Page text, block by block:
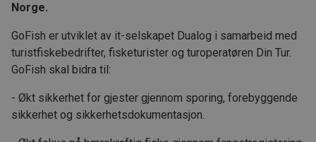
Norge.
GoFish er utviklet av it-selskapet Dualog i samarbeid med
turistfiskebedrifter, fisketurister og turoperatøren Din Tur.
GoFish skal bidra til:
- Økt sikkerhet for gjester gjennom sporing, forebyggende
sikkerhet og sikkerhetsdokumentasjon.